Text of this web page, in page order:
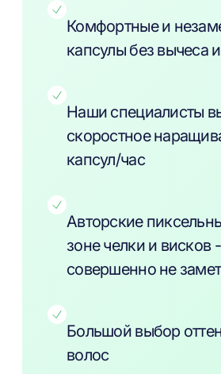
Комфортные и
капсулы без вычеса
Наши специалисты
скоростное
капсул/час
Авторские
зоне челки и висков -
совершенно не
Большой выбор
волос